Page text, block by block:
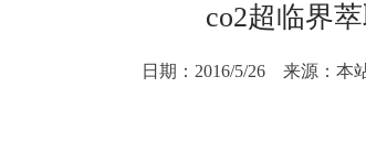
co2超临界
日期：2016/5/26 来源：本